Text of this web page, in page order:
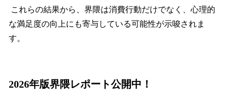
これらの結果から、界隈は消費行動だけでなく、心理的
な満足度の向上にも寄与している可能性が示唆されま
す。
2026年版界隈レポート公開中！